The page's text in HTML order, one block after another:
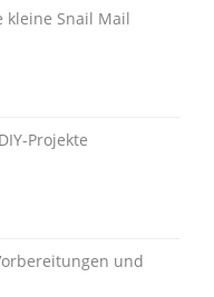
kleine Snail Mail
Projekte
und